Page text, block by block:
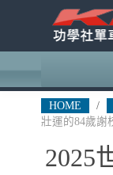
HOME /
壯運的84歲謝
2025